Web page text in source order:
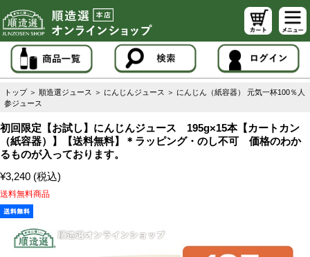
トップ ＞ 順造選ジュース ＞ にんじんジュース ＞ にんじん（紙容器） 元気一杯100％人
参ジュース
初回限定【お試し】にんじんジュース 195g×15本【カートカン
（紙容器）】【送料無料】＊ラッピング・のし不可 価格のわか
るものが入っております。
¥3,240 (税込)
送料無料商品